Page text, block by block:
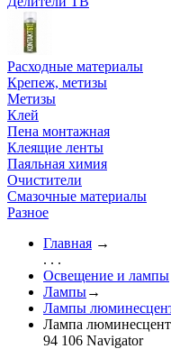
Расходные материалы
Крепеж, метизы
Метизы
Клей
Пена монтажная
Клеящие ленты
Паяльная химия
Очистители
Смазочные материалы
Разное
Главная →
. . .
Освещение и лампы
Лампы→
Лампы
Лампа
94 106 Navigator